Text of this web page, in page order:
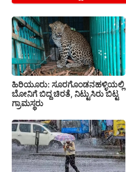
ಹಿರಿಯೂರು: ಸೂರಗೊಂಡನಹಳ್ಳಿಯಲ್ಲಿ
ಬೋನಿಗೆ ಬಿದ್ದ ಚಿರತೆ, ನಿಟ್ಟುಸಿರು ಬಿಟ್ಟ
ಗ್ರಾಮಸ್ಥರು